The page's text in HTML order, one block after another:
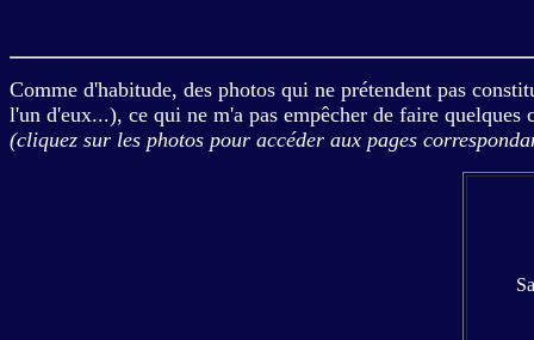
Comme d'habitude, des photos qui ne prétendent pas
l'un d'eux...), ce qui ne m'a pas empêcher de faire
(cliquez sur les photos pour accéder aux pages